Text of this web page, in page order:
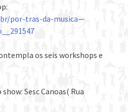
por-tras-da-musica—
os seis workshops e
Sesc Canoas( Rua